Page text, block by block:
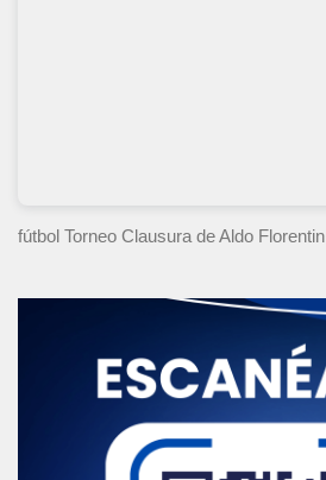
fútbol Torneo Clausura de Aldo Florentin